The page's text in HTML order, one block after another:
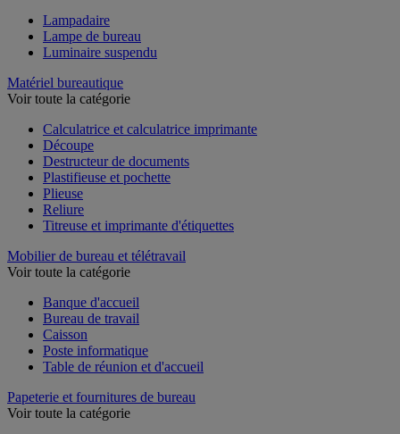
Lampadaire
Lampe de bureau
Luminaire suspendu
Matériel bureautique
Voir toute la catégorie
Calculatrice et calculatrice imprimante
Découpe
Destructeur de documents
Plastifieuse et pochette
Plieuse
Reliure
Titreuse et imprimante d'étiquettes
Mobilier de bureau et télétravail
Voir toute la catégorie
Banque d'accueil
Bureau de travail
Caisson
Poste informatique
Table de réunion et d'accueil
Papeterie et fournitures de bureau
Voir toute la catégorie